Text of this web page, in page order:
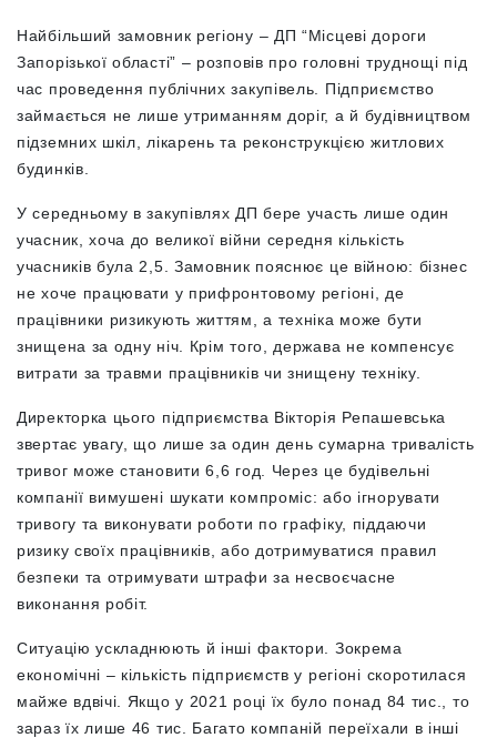
Найбільший замовник регіону – ДП “Місцеві дороги
Запорізької області” – розповів про головні труднощі під
час проведення публічних закупівель. Підприємство
займається не лише утриманням доріг, а й будівництвом
підземних шкіл, лікарень та реконструкцією житлових
будинків.
У середньому в закупівлях ДП бере участь лише один
учасник, хоча до великої війни середня кількість
учасників була 2,5. Замовник пояснює це війною: бізнес
не хоче працювати у прифронтовому регіоні, де
працівники ризикують життям, а техніка може бути
знищена за одну ніч. Крім того, держава не компенсує
витрати за травми працівників чи знищену техніку.
Директорка цього підприємства Вікторія Репашевська
звертає увагу, що лише за один день сумарна тривалість
тривог може становити 6,6 год. Через це будівельні
компанії вимушені шукати компроміс: або ігнорувати
тривогу та виконувати роботи по графіку, піддаючи
ризику своїх працівників,або дотримуватися правил
безпеки та отримувати штрафи за несвоєчасне
виконання робіт.
Ситуацію ускладнюють й інші фактори. Зокрема
економічні – кількість підприємств у регіоні скоротилася
майже вдвічі. Якщо у 2021 році їх було понад 84 тис., то
зараз їх лише 46 тис. Багато компаній переїхали в інші